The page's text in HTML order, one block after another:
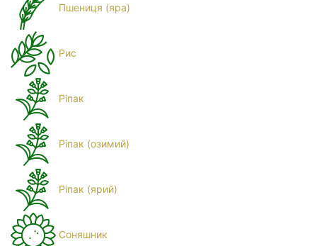
Пшениця (яра)
Рис
Ріпак
Ріпак (озимий)
Ріпак (ярий)
Соняшник